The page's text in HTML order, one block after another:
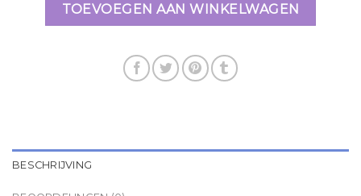
TOEVOEGEN AAN WINKELWAGEN
BESCHRIJVING